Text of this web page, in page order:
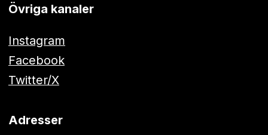
Övriga kanaler
Instagram
Facebook
Twitter/X
Adresser